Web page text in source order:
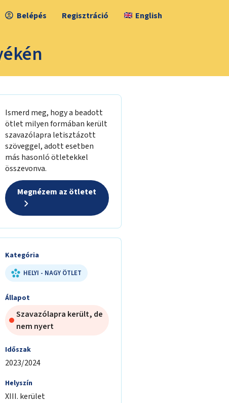
Belépés Regisztráció English
Ismerd meg, hogy a beadott
ötlet milyen formában került
szavazólapra letisztázott
szöveggel, adott esetben
más hasonló ötletekkel
összevonva.
Megnézem az ötletet
Kategória
HELYI - NAGY ÖTLET
Állapot
Szavazólapra került, de
nem nyert
Időszak
2023/2024
Helyszín
XIII. kerület